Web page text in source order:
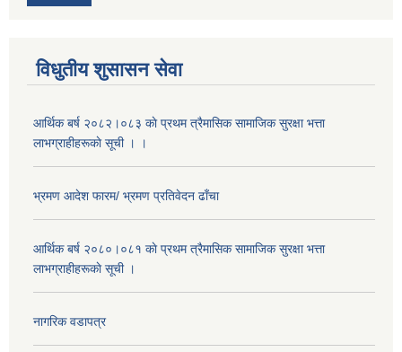
विधुतीय शुसासन सेवा
आर्थिक बर्ष २०८२।०८३ काे प्रथम त्रैमासिक सामाजिक सुरक्षा भत्ता
लाभग्राहीहरूकाे सूची । ।
भ्रमण आदेश फारम/ भ्रमण प्रतिवेदन ढाँचा
आर्थिक बर्ष २०८०।०८१ काे प्रथम त्रैमासिक सामाजिक सुरक्षा भत्ता
लाभग्राहीहरूकाे सूची ।
नागरिक वडापत्र